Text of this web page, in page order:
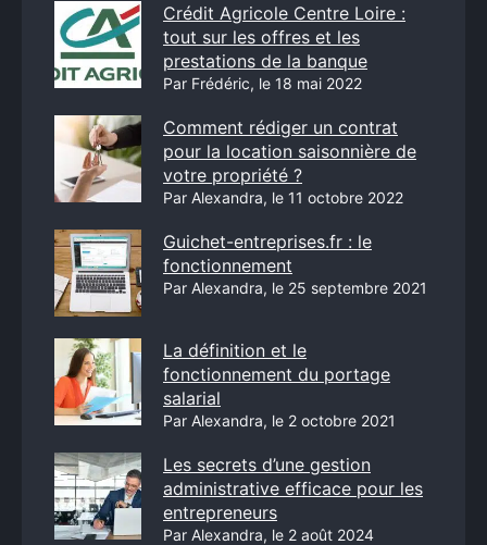
Crédit Agricole Centre Loire :
tout sur les offres et les
prestations de la banque
Par Frédéric, le 18 mai 2022
Comment rédiger un contrat
pour la location saisonnière de
votre propriété ?
Par Alexandra, le 11 octobre 2022
Guichet-entreprises.fr : le
fonctionnement
Par Alexandra, le 25 septembre 2021
La définition et le
fonctionnement du portage
salarial
Par Alexandra, le 2 octobre 2021
Les secrets d’une gestion
administrative efficace pour les
entrepreneurs
Par Alexandra, le 2 août 2024